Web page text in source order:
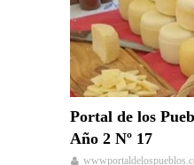
Portal de los
Año 2 Nº 17